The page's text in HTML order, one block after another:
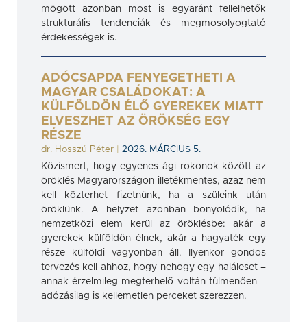
mögött azonban most is egyaránt fellelhetők
strukturális tendenciák és megmosolyogtató
érdekességek is.
ADÓCSAPDA FENYEGETHETI A
MAGYAR CSALÁDOKAT: A
KÜLFÖLDÖN ÉLŐ GYEREKEK MIATT
ELVESZHET AZ ÖRÖKSÉG EGY
RÉSZE
dr. Hosszú Péter
2026. MÁRCIUS 5.
Közismert, hogy egyenes ági rokonok között az
öröklés Magyarországon illetékmentes, azaz nem
kell közterhet fizetnünk, ha a szüleink után
öröklünk. A helyzet azonban bonyolódik, ha
nemzetközi elem kerül az öröklésbe: akár a
gyerekek külföldön élnek, akár a hagyaték egy
része külföldi vagyonban áll. Ilyenkor gondos
tervezés kell ahhoz, hogy nehogy egy haláleset –
annak érzelmileg megterhelő voltán túlmenően –
adózásilag is kellemetlen perceket szerezzen.